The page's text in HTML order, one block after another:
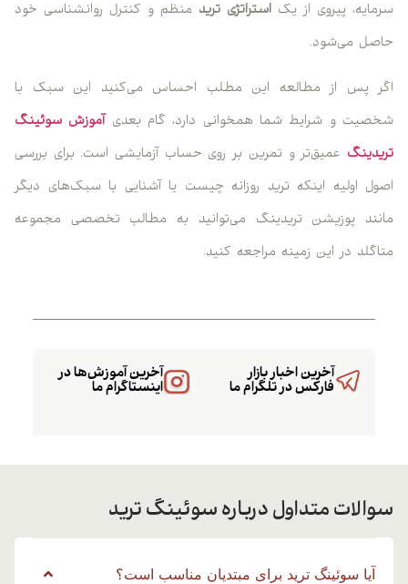
سرمایه، پیروی از یک استراتژی ترید منظم و کنترل روانشناسی خود
حاصل می‌شود.
اگر پس از مطالعه این مطلب احساس می‌کنید این سبک با
شخصیت و شرایط شما همخوانی دارد، گام بعدی آموزش سوئینگ
تریدینگ عمیق‌تر و تمرین بر روی حساب آزمایشی است. برای بررسی
اصول اولیه اینکه ترید روزانه چیست یا آشنایی با سبک‌های دیگر
مانند پوزیشن تریدینگ می‌توانید به مطالب تخصصی مجموعه
متاگلد در این زمینه مراجعه کنید.
آخرین آموزش‌ها در
اینستاگرام ما
آخرین اخبار بازار
فارکس در تلگرام ما
سوالات متداول درباره سوئینگ ترید
آیا سوئینگ ترید برای مبتدیان مناسب است؟